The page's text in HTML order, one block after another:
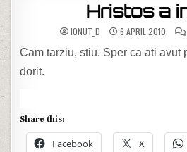
Hristos a
IONUT_D 6 APRIL 2010
Cam tarziu, stiu. Sper ca ati avut
dorit.
Share this:
Facebook X